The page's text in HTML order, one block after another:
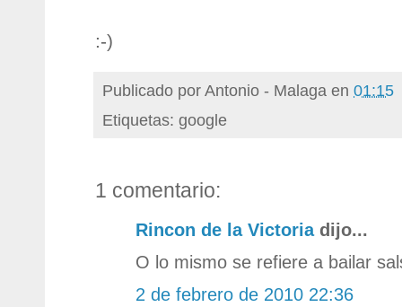
:-)
Publicado porAntonio - Malaga en 01:15
Etiquetas: google
1 comentario:
Rincon de la Victoriadijo...
O lo mismo se refiere a bailar
2 de febrero de 2010 22:36